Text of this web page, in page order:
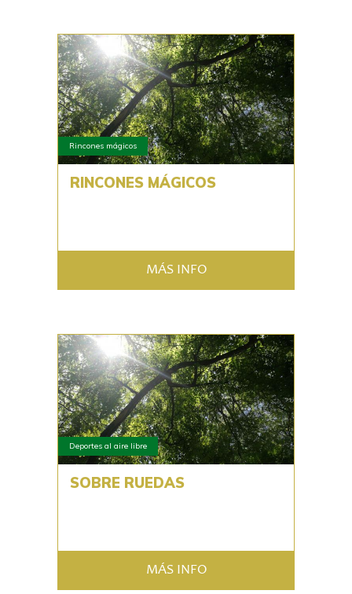
Rincones mágicos
RINCONES MÁGICOS
MÁS INFO
Deportes al aire libre
SOBRE RUEDAS
MÁS INFO